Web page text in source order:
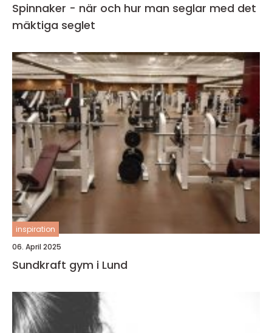
Spinnaker - när och hur man seglar med det
mäktiga seglet
inspiration
06. April 2025
Sundkraft gym i Lund